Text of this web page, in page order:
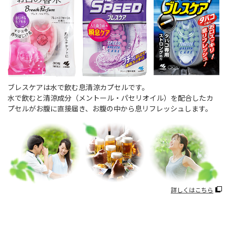
ブレスケアは水で飲む息清涼カプセルです。
水で飲むと清涼成分（メントール・パセリオイル）を配合したカ
プセルがお腹に直接届き、お腹の中から息リフレッシュします。
詳しくはこちら